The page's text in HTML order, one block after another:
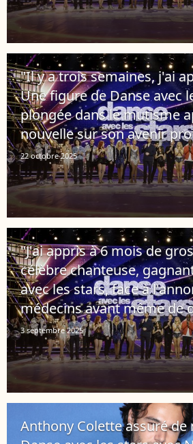
"Il y a trois semaines, j'ai
Une figure de Danse avec
plongée dans le mutisme
nouvelle sur son avenir
22 octobre 2025
"J'ai appris à 6 mois de
célèbre chanteuse,
avec les stars, face à
médecins avant même de
3 septembre 2025
Anthony Colette assuré de